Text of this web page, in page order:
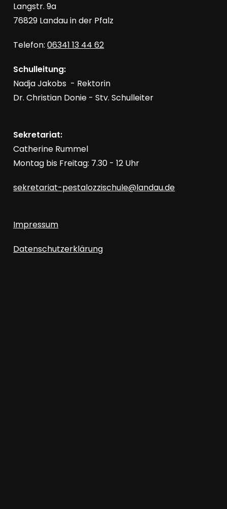
Langstr. 9a
76829 Landau in der Pfalz
Telefon:06341 13 44 62
Schulleitung:
Nadja Jakobs - Rektorin
Dr. Christian Donie - Stv. Schulleiter
Sekretariat:
Catherine Rummel
Montag bis Freitag: 7.30 - 12 Uhr
sekretariat-pestalozzischule@landau.de
Impressum
Datenschutzerklärung